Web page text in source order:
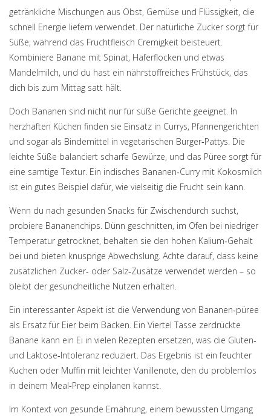
getränkliche Mischungen aus Obst, Gemüse und Flüssigkeit, die
schnell Energie liefern verwendet. Der natürliche Zucker sorgt für
Süße, während das Fruchtfleisch Cremigkeit beisteuert.
Kombiniere Banane mit Spinat, Haferflocken und etwas
Mandelmilch, und du hast ein nährstoffreiches Frühstück, das
dich bis zum Mittag satt hält.
Doch Bananen sind nicht nur für süße Gerichte geeignet. In
herzhaften Küchen finden sie Einsatz in Currys, Pfannengerichten
und sogar als Bindemittel in vegetarischen Burger‑Pattys. Die
leichte Süße balanciert scharfe Gewürze, und das Püree sorgt für
eine samtige Textur. Ein indisches Bananen‑Curry mit Kokosmilch
ist ein gutes Beispiel dafür, wie vielseitig die Frucht sein kann.
Wenn du nach gesunden Snacks für Zwischendurch suchst,
probiere Bananenchips. Dünn geschnitten, im Ofen bei niedriger
Temperatur getrocknet, behalten sie den hohen Kalium‑Gehalt
bei und bieten knusprige Abwechslung. Achte darauf, dass keine
zusätzlichen Zucker‑ oder Salz‑Zusätze verwendet werden – so
bleibt der gesundheitliche Nutzen erhalten.
Ein interessanter Aspekt ist die Verwendung von Bananen‑püree
als Ersatz für Eier beim Backen. Ein Viertel Tasse zerdrückte
Banane kann ein Ei in vielen Rezepten ersetzen, was die Gluten‑
und Laktose‑Intoleranz reduziert. Das Ergebnis ist ein feuchter
Kuchen oder Muffin mit leichter Vanillenote, den du problemlos
in deinem Meal‑Prep einplanen kannst.
Im Kontext von gesunde Ernährung, einem bewussten Umgang